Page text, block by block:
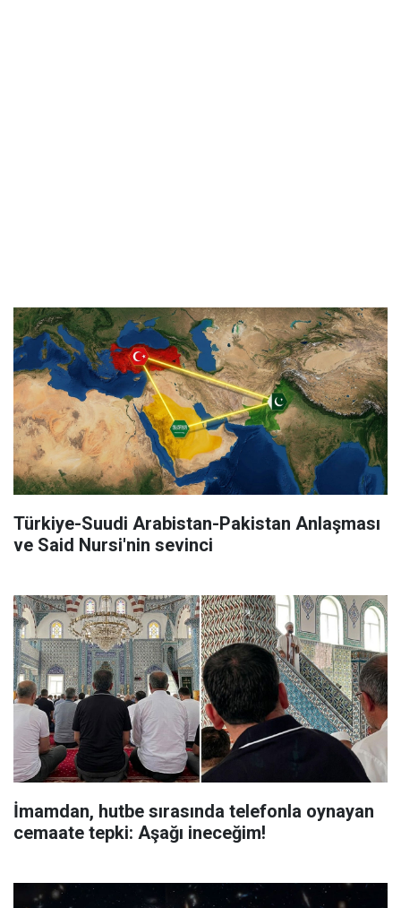
Türkiye-Suudi Arabistan-Pakistan Anlaşması
ve Said Nursi'nin sevinci
İmamdan, hutbe sırasında telefonla oynayan
cemaate tepki: Aşağı ineceğim!